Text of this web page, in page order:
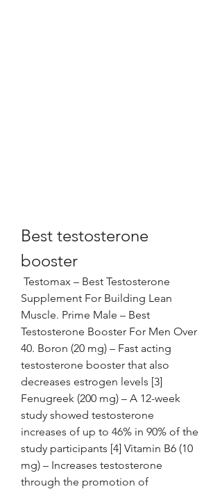
Best testosterone
booster
Supplement For Building Lean
Muscle. Prime Male – Best
Testosterone Booster For Men Over
40. Boron (20 mg) – Fast acting
testosterone booster that also
decreases estrogen levels [3]
Fenugreek (200 mg) – A 12-week
study showed testosterone
increases of up to 46% in 90% of the
study participants [4] Vitamin B6 (10
mg) – Increases testosterone
through the promotion of